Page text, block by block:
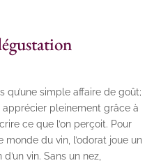
qu’une simple affaire de goût;
apprécier pleinement grâce à
ce que l’on perçoit. Pour
du vin, l’odorat joue un
vin. Sans un nez,